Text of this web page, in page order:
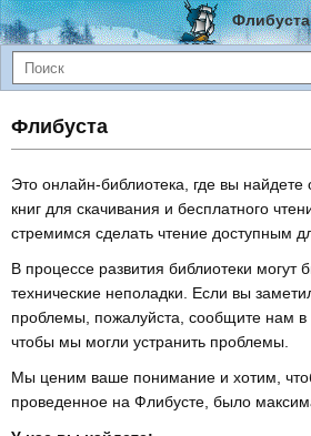
Флибуста
Флибуста
Это онлайн-библиотека, где вы найдете
книг для скачивания и бесплатного
стремимся сделать чтение доступным
В процессе развития библиотеки могут
технические неполадки. Если вы
проблемы, пожалуйста, сообщите нам в
чтобы мы могли устранить проблемы.
Мы ценим ваше понимание и хотим,
проведенное на Флибусте, было